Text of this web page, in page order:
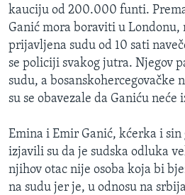
SLOBODA MEDIJA
ŽENSKA STRANA
IZBJEGLIČKA STRANA
MAGAZIN
Learning English
PRATITE NAS
kauciju od 200.000 funti.
Ganić mora boraviti u Londonu,
prijavljena sudu od 10 sati
se policiji svakog jutra. Njegov
sudu, a bosanskohercegovačke
su se obavezale da Ganiću neće
Emina i Emir Ganić, kćerka i sin
izjavili su da je sudska odluka
njihov otac nije osoba koja bi
na sudu jer je, u odnosu na